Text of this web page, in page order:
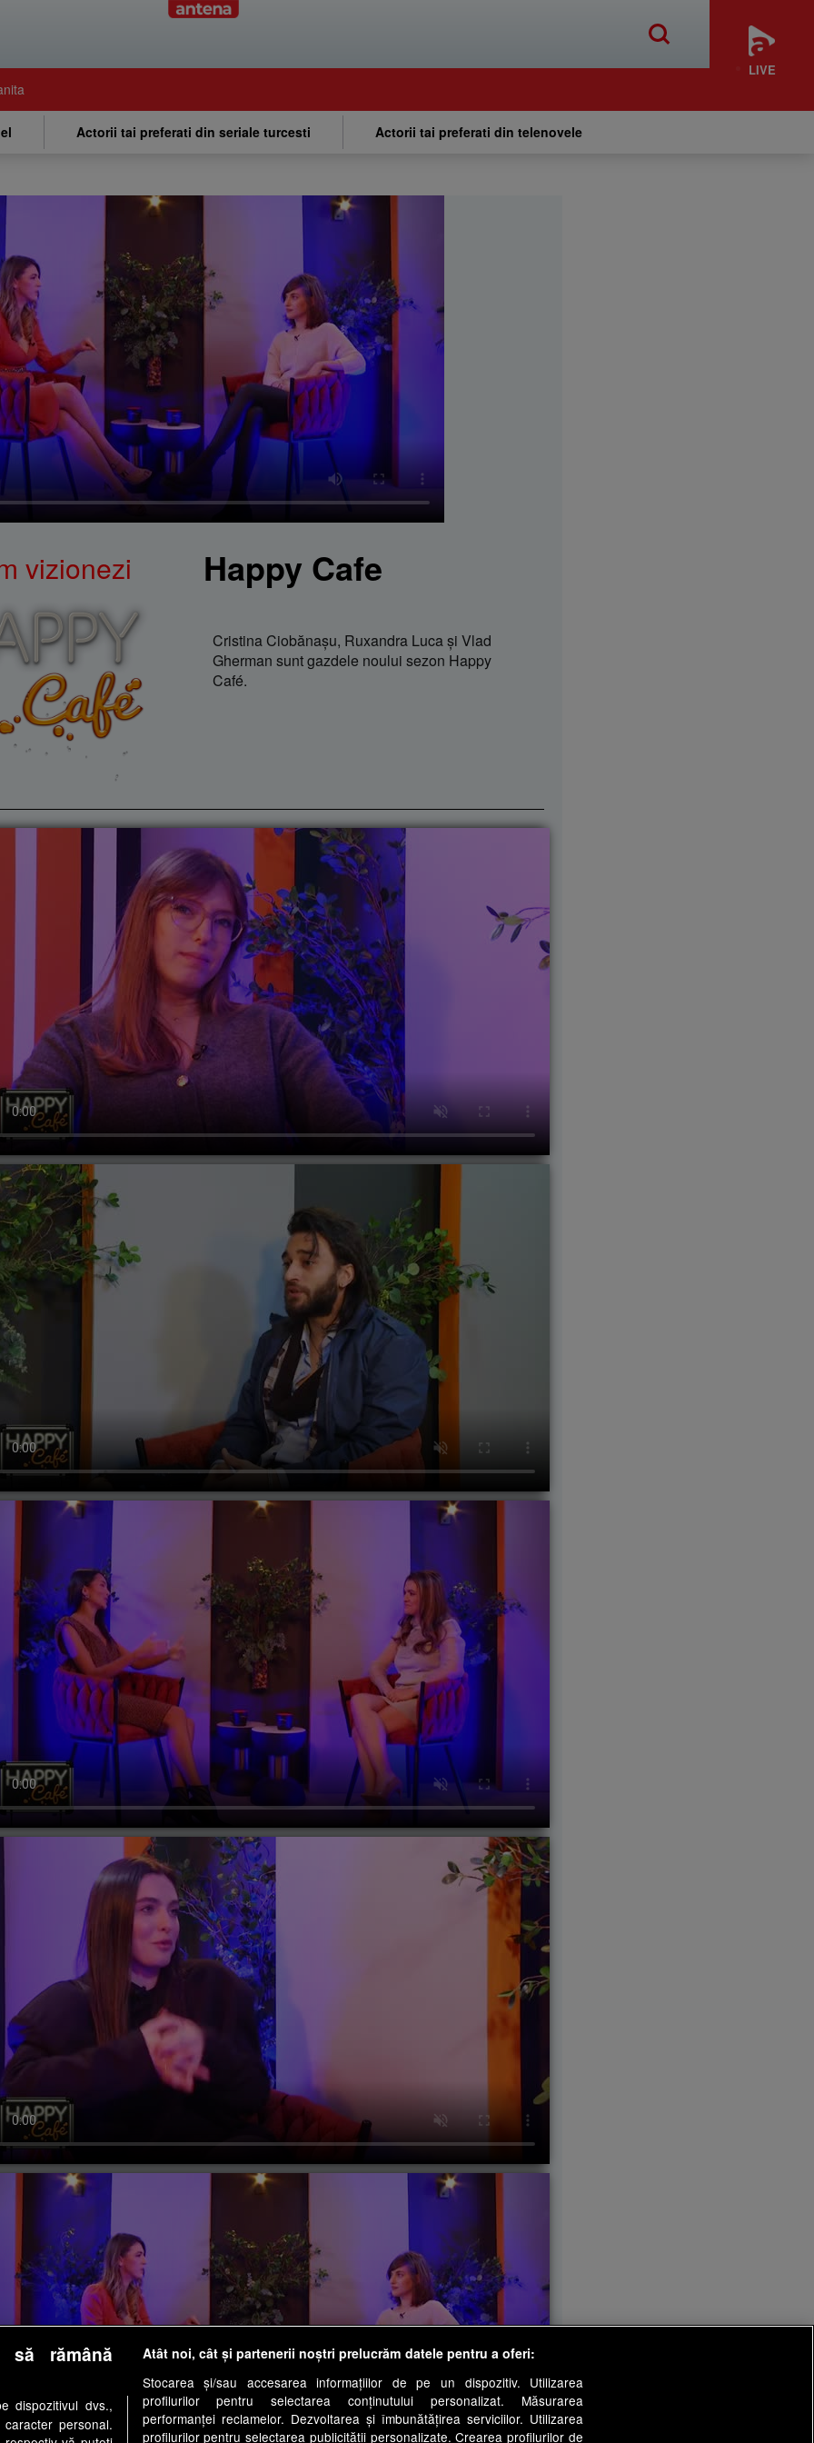
LIVE
Actorii tai preferati din seriale turcesti Actorii tai preferati din telenovele
vizionezi Happy Cafe
Cristina Ciobănaşu, Ruxandra Luca şi Vlad
Gherman sunt gazdele noului sezon Happy
Café.
ianuarie 2024
24 ianuarie 2024
23 ianuarie 2024
22 ianuarie 2024
să rămână
dispozitivul dvs.,
personal.
Atât noi, cât și partenerii noștri prelucrăm datele pentru a oferi:
Stocarea și/sau accesarea informațiilor de pe un dispozitiv. Utilizarea
profilurilor pentru selectarea conținutului personalizat. Măsurarea
performanței reclamelor. Dezvoltarea și îmbunătățirea serviciilor. Utilizarea
profilurilor pentru selectarea publicității personalizate. Crearea profilurilor de